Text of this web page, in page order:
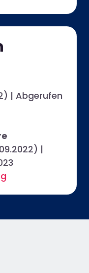
| Abgerufen
|